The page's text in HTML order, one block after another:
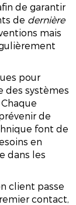
de garantir
de dernière
mais
pour
des systèmes
de
font de
en
dans les
client passe
contact,